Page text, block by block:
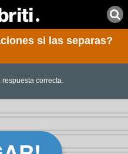
si las separas?
respuesta correcta.